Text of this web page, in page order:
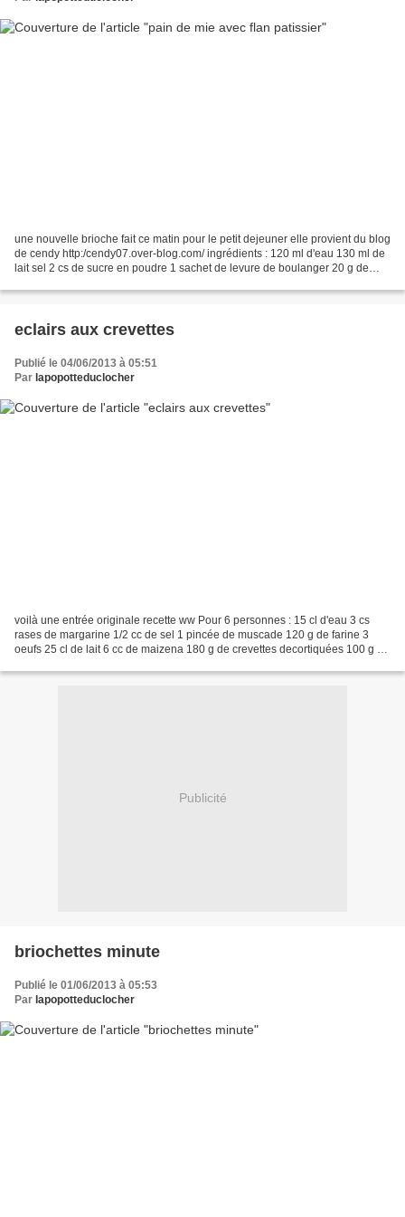
une nouvelle brioche fait ce matin pour le petit dejeuner elle provient du blog
de cendy http:/cendy07.over-blog.com/ ingrédients : 120 ml d'eau 130 ml de
lait sel 2 cs de sucre en poudre 1 sachet de levure de boulanger 20 g de
eclairs aux crevettes
Publié le 04/06/2013 à 05:51
Par lapopotteduclocher
voilà une entrée originale recette ww Pour 6 personnes : 15 cl d'eau 3 cs
rases de margarine 1/2 cc de sel 1 pincée de muscade 120 g de farine 3
oeufs 25 cl de lait 6 cc de maizena 180 g de crevettes decortiquées 100 g de
Publicité
briochettes minute
Publié le 01/06/2013 à 05:53
Par lapopotteduclocher